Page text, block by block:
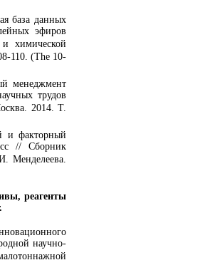
база данных
эфиров
химической
110. (The 10-
менеджмент
трудов
2014. Т.
и факторный
// Сборник
Менделеева.
реагенты
научно-